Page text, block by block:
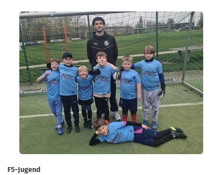
F5-Jugend